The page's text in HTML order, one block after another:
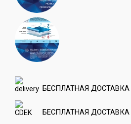
БЕСПЛАТНАЯ
БЕСПЛАТНАЯ